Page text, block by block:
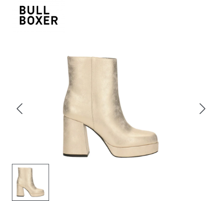
Bildergalerie überspringen